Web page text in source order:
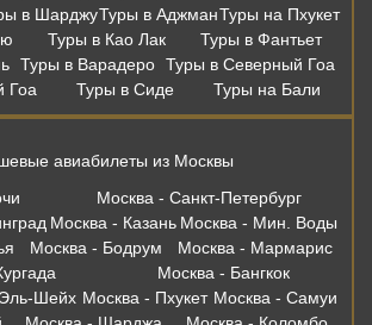
в ШарджуТуры в АджманТуры на Пхукет
Туры в Као Лак
Туры в Фантьет
Туры в Варадеро Туры в Северный Гоа
Гоа
Туры в Сиде Туры на Бали
авиабилеты из Москвы
Москва - Санкт-Петербург
Москва - Казань Москва - Мин. Воды
Москва - Бодрум
Москва - Мармарис
Москва - Бангкок
Шейх Москва - Пхукет Москва - Самуи